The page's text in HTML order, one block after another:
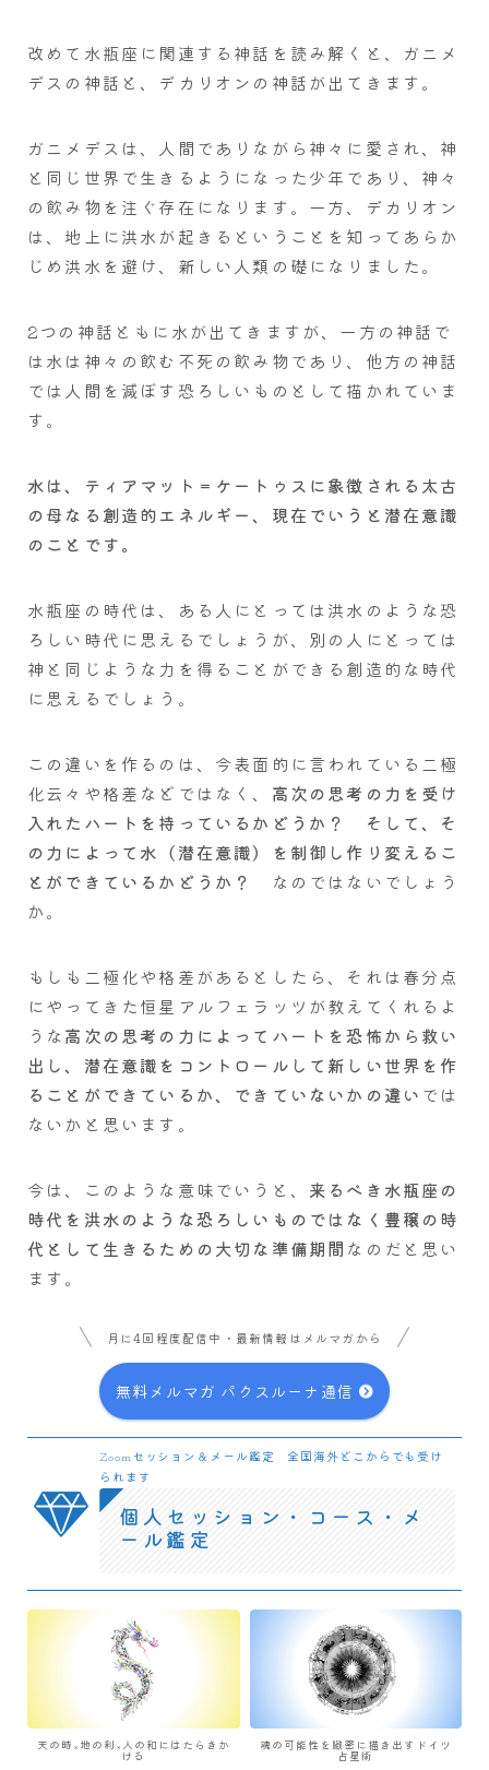
改めて水瓶座に関連する神話を読み解くと、ガニメ
デスの神話と、デカリオンの神話が出てきます。
ガニメデスは、人間でありながら神々に愛され、神
と同じ世界で生きるようになった少年であり、神々
の飲み物を注ぐ存在になります。一方、デカリオン
は、地上に洪水が起きるということを知ってあらか
じめ洪水を避け、新しい人類の礎になりました。
2つの神話ともに水が出てきますが、一方の神話で
は水は神々の飲む不死の飲み物であり、他方の神話
では人間を滅ぼす恐ろしいものとして描かれていま
す。
水は、ティアマット＝ケートゥスに象徴される太古
の母なる創造的エネルギー、現在でいうと潜在意識
のことです。
水瓶座の時代は、ある人にとっては洪水のような恐
ろしい時代に思えるでしょうが、別の人にとっては
神と同じような力を得ることができる創造的な時代
に思えるでしょう。
この違いを作るのは、今表面的に言われている二極
化云々や格差などではなく、 高次の思考の力を受け
入れたハートを持っているかどうか？ そして、そ
の力によって水（潜在意識）を制御し作り変えるこ
とができているかどうか？
なのではないでしょう
か。
もしも二極化や格差があるとしたら、それは春分点
にやってきた恒星アルフェラッツが教えてくれるよ
うな高次の思考の力によってハートを恐怖から救い
出し、潜在意識をコントロールして新しい世界を作
ることができているか、できていないかの違い では
ないかと思います。
今は、このような意味でいうと、 来るべき水瓶座の
時代を洪水のような恐ろしいものではなく豊穣の時
代として生きるための大切な準備期間 なのだと思い
ます。
月に4回程度配信中・最新情報はメルマガから
無料メルマガ パクスルーナ通信
Zoomセッション＆メール鑑定 全国海外どこからでも受け
られます
個人セッション・コース・メ
ール鑑定
天の時×地の利×人の和にはたらきか
ける
魂の可能性を緻密に描き出すドイツ
占星術